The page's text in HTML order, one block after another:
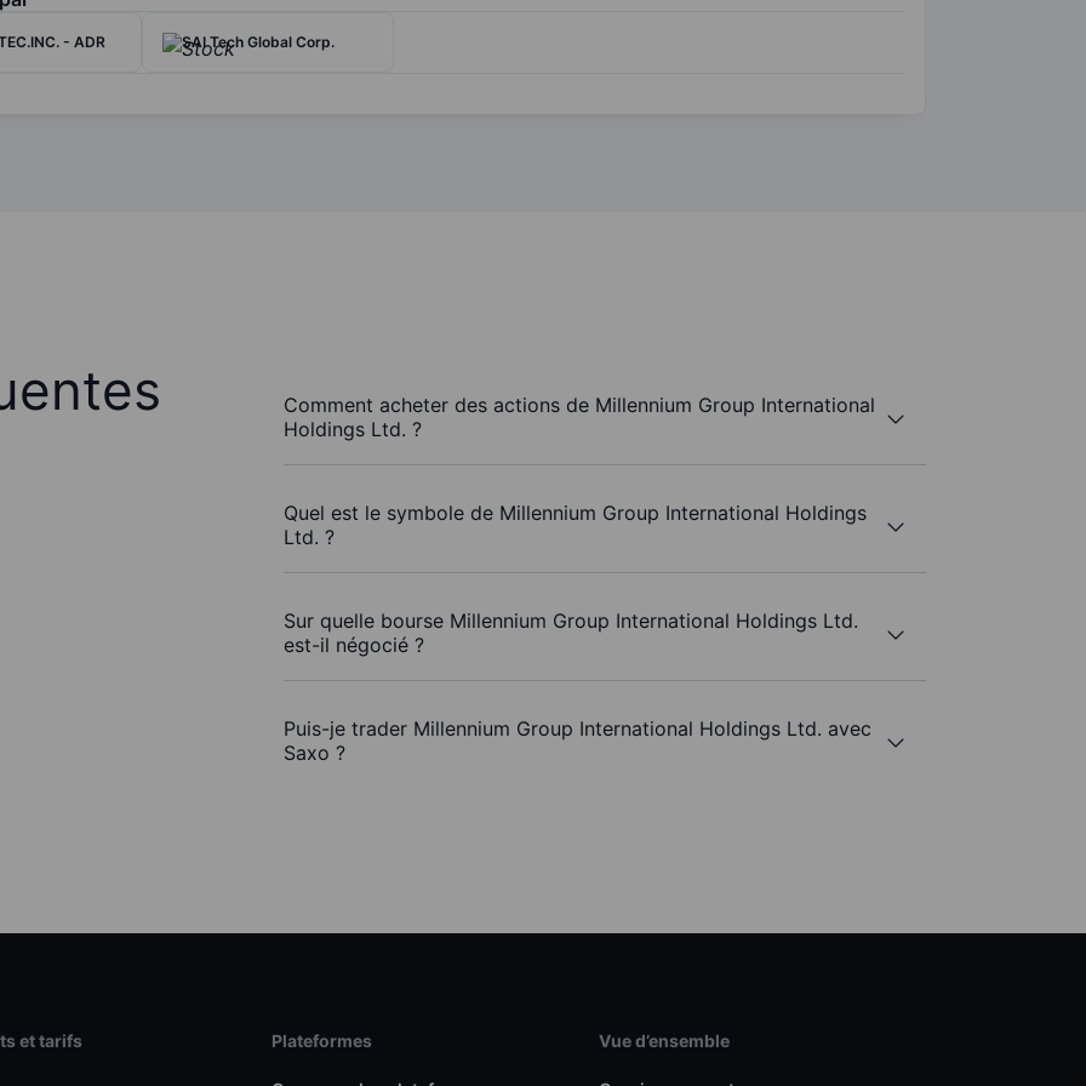
- ADR SAI Tech Global Corp.
Comment acheter des actions de Millennium Group International
Holdings Ltd. ?
Quel est le symbole de Millennium Group International Holdings
Ltd. ?
Sur quelle bourse Millennium Group International Holdings Ltd.
est-il négocié ?
Puis-je trader Millennium Group International Holdings Ltd. avec
Saxo ?
et tarifs Plateformes Vue d’ensemble